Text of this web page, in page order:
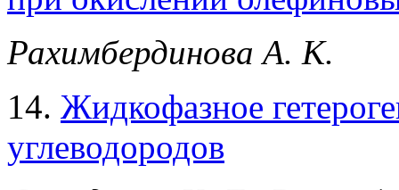
Рахимбердинова А. К.
14. Жидкофазное
углеводородов